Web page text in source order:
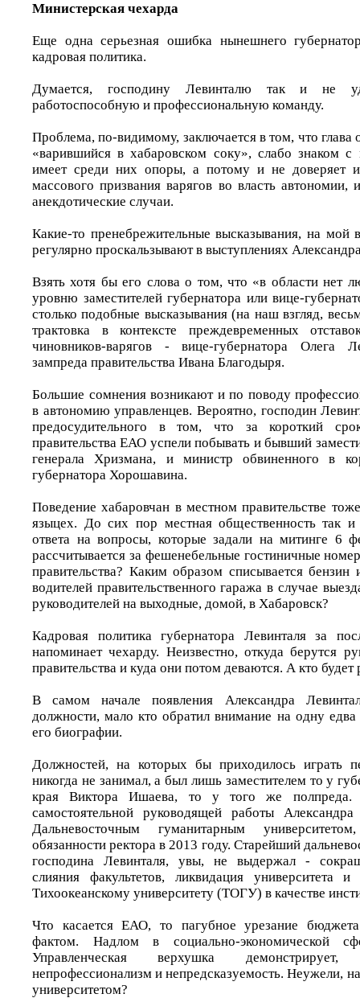
Министерская чехарда
Еще одна серьезная ошибка нынешнего
кадровая политика.
Думается, господину Левинталю так и не
работоспособную и профессиональную команду.
Проблема, по-видимому, заключается в том, что глава
«варившийся в хабаровском соку», слабо знаком
имеет среди них опоры, а потому и не доверяет
массового призвания варягов во власть автономии,
анекдотические случаи.
Какие-то пренебрежительные высказывания, на мой
регулярно проскальзывают в выступлениях
Взять хотя бы его слова о том, что «в области нет
уровню заместителей губернатора или вице-
столько подобные высказывания (на наш взгляд,
трактовка в контексте преждевременных
чиновников-варягов - вице-губернатора Олега
зампреда правительства Ивана Благодыря.
Большие сомнения возникают и по поводу
в автономию управленцев. Вероятно, господин
предосудительного в том, что за короткий
правительства ЕАО успели побывать и бывший
генерала Хризмана, и министр обвиненного в
губернатора Хорошавина.
Поведение хабаровчан в местном правительстве
языцех. До сих пор местная общественность так и
ответа на вопросы, которые задали на митинге 6
рассчитывается за фешенебельные гостиничные
правительства? Каким образом списывается бензин
водителей правительственного гаража в случае
руководителей на выходные, домой, в Хабаровск?
Кадровая политика губернатора Левинталя за
напоминает чехарду. Неизвестно, откуда берутся
правительства и куда они потом деваются. А кто будет
В самом начале появления Александра
должности, мало кто обратил внимание на одну
его биографии.
Должностей, на которых бы приходилось играть
никогда не занимал, а был лишь заместителем то у
края Виктора Ишаева, то у того же полпреда.
самостоятельной руководящей работы
Дальневосточным гуманитарным
обязанности ректора в 2013 году. Старейший
господина Левинталя, увы, не выдержал -
слияния факультетов, ликвидация университета
Тихоокеанскому университету (ТОГУ) в качестве
Что касается ЕАО, то пагубное урезание
фактом. Надлом в социально-экономической
Управленческая верхушка
непрофессионализм и непредсказуемость. Неужели,
университетом?